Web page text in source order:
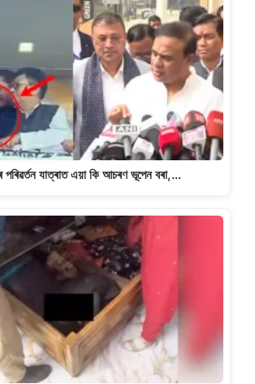
পৰিৱৰ্তন যাত্ৰাত এয়া কি আচৰণ ভূপেন বৰা,…